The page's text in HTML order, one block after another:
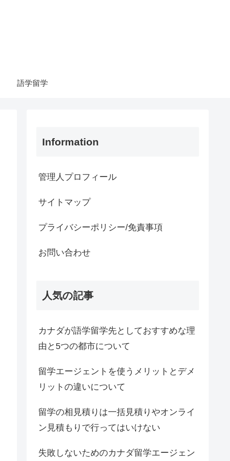
語学留学
Information
管理人プロフィール
サイトマップ
プライバシーポリシー/免責事項
お問い合わせ
人気の記事
カナダが語学留学先としておすすめな理
由と5つの都市について
留学エージェントを使うメリットとデメ
リットの違いについて
留学の相見積りは一括見積りやオンライ
ン見積もりで行ってはいけない
失敗しないためのカナダ留学エージェン